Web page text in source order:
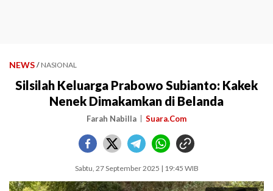
NEWS / NASIONAL
Silsilah Keluarga Prabowo Subianto: Kakek
Nenek Dimakamkan di Belanda
Farah Nabilla Suara.Com
Sabtu, 27 September 2025 | 19:45 WIB